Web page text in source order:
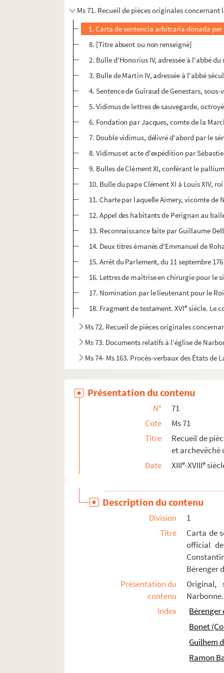
Ms 71. Recueil de pièces originales
1. Carta de sentencia arbitraria donada
8. [Titre absent ou non renseigné]
2. Bulle d'Honorius IV, adressée à l'abbé
3. Bulle de Martin IV, adressée à l'abbé
4. Sentence de Guiraud de Genestars,
5. Vidimus de lettres de sauvegarde,
6. Fondation par Jacques, comte de la
7. Double vidimus, délivré d'abord par le
8. Vidimus et acte d'expédition par
9. Bulles de Clément XI, conférant le
10. Bulle du pape Clément XI à Louis XIV,
11. Charte par laquelle Aimery, vicomte
12. Appel des habitants de Perignan au
13. Reconnaissance faite par Guillaume
14. Deux titres émanés d'Emmanuel de
15. Arrêt du Parlement, du 11 septembre
16. Lettres de maîtrise en chirurgie pour le
17. Nomination par le lieutenant pour le
18. Fragment de testament. XVIe siècle. Le
Ms 72. Recueil de pièces originales
Ms 73. Documents relatifs à l'église de
Ms 74- Ms 163. Procès-verbaux des États
Présentation du contenu
N°
71
Cote
Ms 71
Titre
Recueil de
et archevêché
Date
XIIIe-XVIIIe
Description du contenu
Division
1
Titre
Carta de
official
Bérenger
Présentation du
contenu
Original,
Narbonne.
Index
Bérenger
Bonet
Guilhem
Ramon